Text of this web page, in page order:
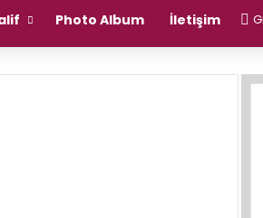
Photo Album İletişim